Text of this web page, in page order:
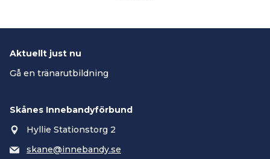
Aktuellt just nu
Gå en tränarutbildning
Skånes Innebandyförbund
Hyllie Stationstorg 2
skane@innebandy.se